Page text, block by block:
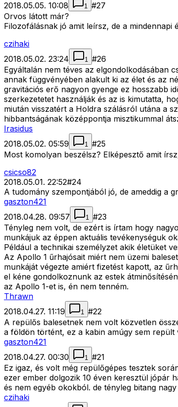
2018.05.05. 10:08
1 #27
Orvos látott már?
Filozofálásnak jó amit leírsz, de a mindennapi
czihaki
2018.05.02. 23:24
1 #26
Egyáltalán nem téves az elgondolkodásában
annak függvényében alakult ki az élet és az
gravitációs erő nagyon gyenge ez hosszabb
szerkezetetet használják és az is kimutatta,
miután visszatért a Holdra szálásról utána a
hibbantságának középpontja misztikummal
Irasidus
2018.05.02. 05:59
1 #25
Most komolyan beszélsz? Elképesztő amit
csicso82
2018.05.01. 22:52#24
A tudomány szempontjából jó, de ameddig a
gaszton421
2018.04.28. 09:57
1 #23
Tényleg nem volt, de ezért is írtam hogy
munkájuk az éppen aktuális tevékenységuk
Például a technikai személyzet akik életüket
Az Apollo 1 űrhajósait miért nem üzemi
munkáját végezte amiért fizetést kapott, az
el kéne gondolkoznunk az estek
az Apollo 1-et is, én nem tenném.
Thrawn
2018.04.27. 11:19
1 #22
A repülős balesetnek nem volt közvetlen
a földön történt, ez a kabin amúgy sem
gaszton421
2018.04.27. 00:30
1 #21
Ez igaz, és volt még repülőgépes tesztek
ezer ember dolgozik 10 éven keresztül jópár
és nem egyéb okokból. de tényleg bitang
czihaki